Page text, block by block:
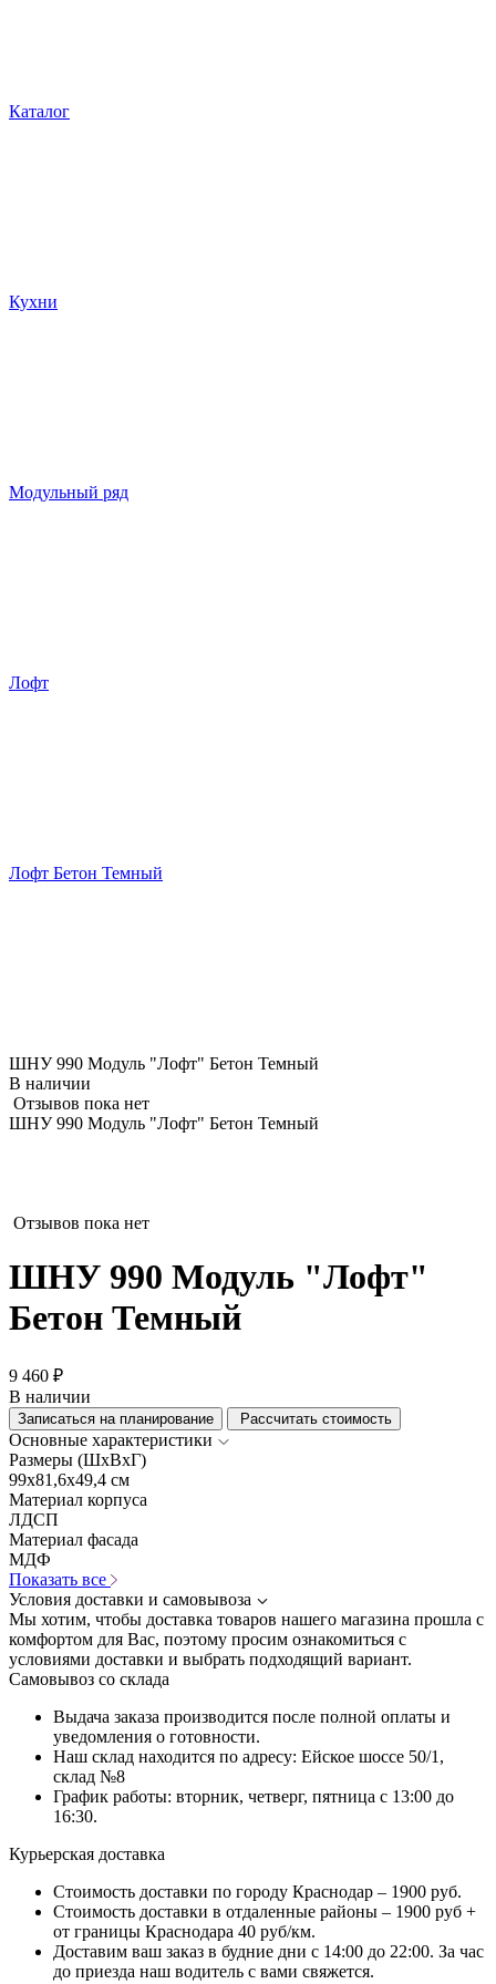
Каталог
Кухни
Модульный ряд
Лофт
Лофт Бетон Темный
ШНУ 990 Модуль "Лофт" Бетон Темный
В наличии
Отзывов пока нет
ШНУ 990 Модуль "Лофт" Бетон Темный
Отзывов пока нет
ШНУ 990 Модуль "Лофт"
Бетон Темный
9 460 ₽
В наличии
Записаться на планирование Рассчитать стоимость
Основные характеристики
Размеры (ШхВхГ)
99x81,6x49,4 см
Материал корпуса
ЛДСП
Материал фасада
МДФ
Показать все
Условия доставки и самовывоза
Мы хотим, чтобы доставка товаров нашего магазина прошла с
комфортом для Вас, поэтому просим ознакомиться с
условиями доставки и выбрать подходящий вариант.
Самовывоз со склада
Выдача заказа производится после полной оплаты и
уведомления о готовности.
Наш склад находится по адресу: Ейское шоссе 50/1,
склад №8
График работы: вторник, четверг, пятница с 13:00 до
16:30.
Курьерская доставка
Стоимость доставки по городу Краснодар – 1900 руб.
Стоимость доставки в отдаленные районы – 1900 руб +
от границы Краснодара 40 руб/км.
Доставим ваш заказ в будние дни с 14:00 до 22:00. За час
до приезда наш водитель с вами свяжется.